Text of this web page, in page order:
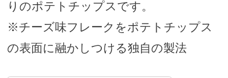
りのポテトチップスです。
※チーズ味フレークをポテトチップス
の表面に融かしつける独自の製法